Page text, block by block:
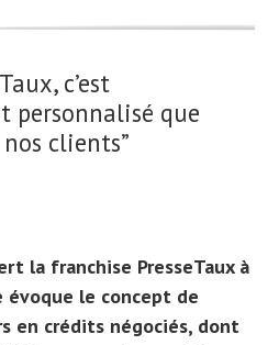
c’est
personnalisé que
clients”
la franchise PresseTaux à
évoque le concept de
en crédits négociés, dont